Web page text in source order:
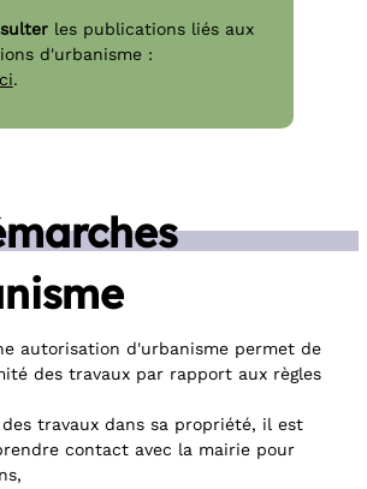
les publications liés aux
d'urbanisme :
.
autorisation d'urbanisme permet de
des travaux par rapport aux règles
travaux dans sa propriété, il est
contact avec la mairie pour